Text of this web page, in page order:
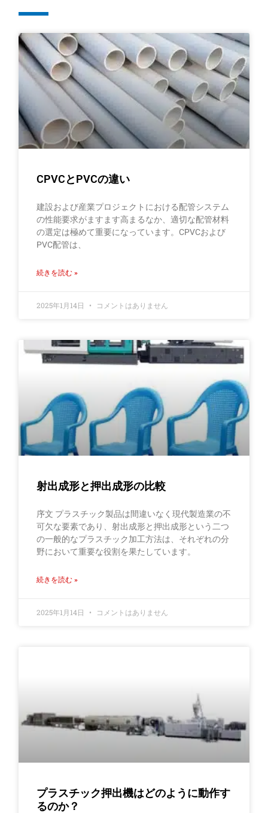
CPVCとPVCの違い
建設および産業プロジェクトにおける配管システム
の性能要求がますます高まるなか、適切な配管材料
の選定は極めて重要になっています。CPVCおよび
PVC配管は、
続きを読む »
2025年1月14日 コメントはありません
射出成形と押出成形の比較
序文 プラスチック製品は間違いなく現代製造業の不
可欠な要素であり、射出成形と押出成形という二つ
の一般的なプラスチック加工方法は、それぞれの分
野において重要な役割を果たしています。
続きを読む »
2025年1月14日 コメントはありません
プラスチック押出機はどのように動作す
るのか？
ー
ジ
ー
ジ
ペ
ー
ジ
ー
ジ